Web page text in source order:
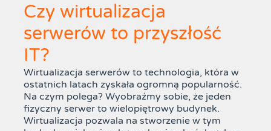
Czy wirtualizacja
serwerów to przyszłość
IT?
Wirtualizacja serwerów to technologia, która w
ostatnich latach zyskała ogromną popularność.
Na czym polega? Wyobraźmy sobie, że jeden
fizyczny serwer to wielopiętrowy budynek.
Wirtualizacja pozwala na stworzenie w tym